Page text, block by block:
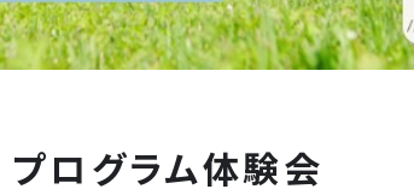
プログラム体験会